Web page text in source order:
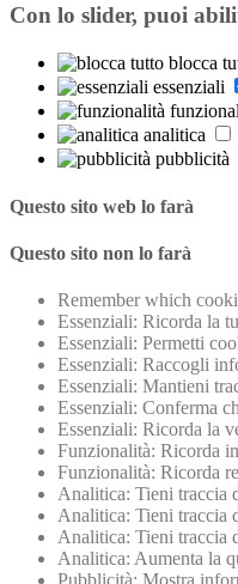
Con lo slider, puoi
blocca
essenziali
analitica
pubblicità
Questo sito web lo farà
Questo sito non lo farà
Remember which
Essenziali: Ricorda la
Essenziali: Permetti
Essenziali: Raccogli
Essenziali: Mantieni
Essenziali: Conferma
Essenziali: Ricorda la
Funzionalità: Ricorda
Funzionalità: Ricorda
Analitica: Tieni traccia
Analitica: Tieni traccia
Analitica: Tieni traccia
Analitica: Aumenta la
Pubblicità: Mostra